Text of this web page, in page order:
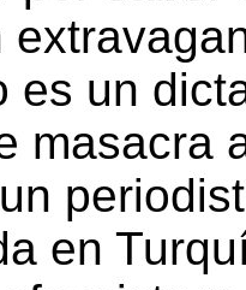
es un
masacra
en